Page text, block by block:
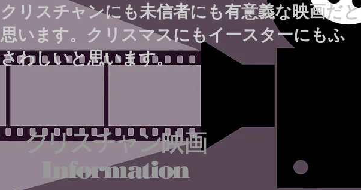
クリスチャンにも未信者にも有意義な映画だと
思います。クリスマスにもイースターにもふ
さわしいと思います。
クリスチャン映画
Information